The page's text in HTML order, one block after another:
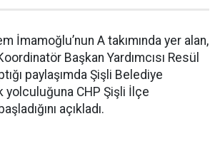
İmamoğlu’nun A takımında yer alan,
Başkan Yardımcısı Resül
paylaşımda Şişli Belediye
yolculuğuna CHP Şişli İlçe
açıkladı.